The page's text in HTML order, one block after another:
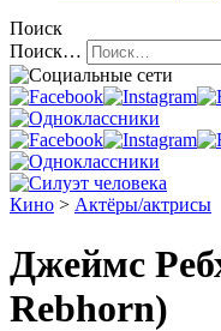
Поиск
Поиск…
Кино > Актёры/актрисы
Джеймс
Rebhorn)